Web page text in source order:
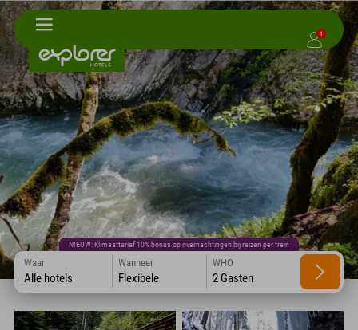
1
NIEUW: Klimaattarief 10% bonus op overnachtingen bij reizen per trein
Waar
Alle hotels
Wanneer
Flexibele
WHO
2 Gasten